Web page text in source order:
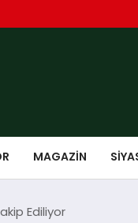
MAGAZIN
Ediliyor